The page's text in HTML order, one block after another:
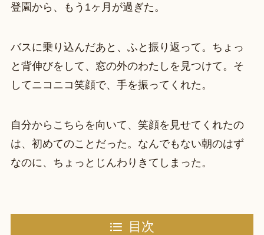
登園から、もう1ヶ月が過ぎた。
バスに乗り込んだあと、ふと振り返って。ちょっ
と背伸びをして、窓の外のわたしを見つけて。そ
してニコニコ笑顔で、手を振ってくれた。
自分からこちらを向いて、笑顔を見せてくれたの
は、初めてのことだった。なんでもない朝のはず
なのに、ちょっとじんわりきてしまった。
目次